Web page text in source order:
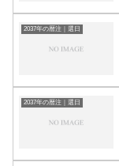
2037年の暦注｜選日
2037年の暦注｜選日